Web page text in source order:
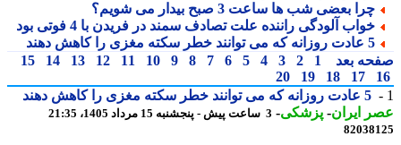
چرا بعضی شب ها ساعت 3 صبح بیدار می شویم؟
خواب آلودگی راننده علت تصادف سمند در فریدن با 4 فوتی بود
بعد
1
2
3
4
5
6
7
8
9
10
11
12
13
14
15
17
18
19
20
5 عادت روزانه که می توانند خطر سکته مغزی را کاهش دهند
ایران- پزشکی-3 ساعت پیش - پنجشنبه 15 مرداد 1405، 21:35